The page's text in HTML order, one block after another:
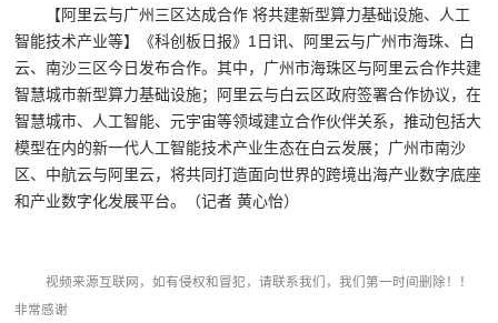
【阿里云与广州三区达成合作 将共建新型算力基础设施、人工
智能技术产业等】《科创板日报》1日讯、阿里云与广州市海珠、白
云、南沙三区今日发布合作。其中，广州市海珠区与阿里云合作共建
智慧城市新型算力基础设施；阿里云与白云区政府签署合作协议，在
智慧城市、人工智能、元宇宙等领域建立合作伙伴关系，推动包括大
模型在内的新一代人工智能技术产业生态在白云发展；广州市南沙
区、中航云与阿里云，将共同打造面向世界的跨境出海产业数字底座
和产业数字化发展平台。（记者 黄心怡）
视频来源互联网，如有侵权和冒犯，请联系我们，我们第一时间删除！！
非常感谢